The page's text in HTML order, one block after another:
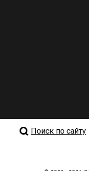
Поиск по сайту